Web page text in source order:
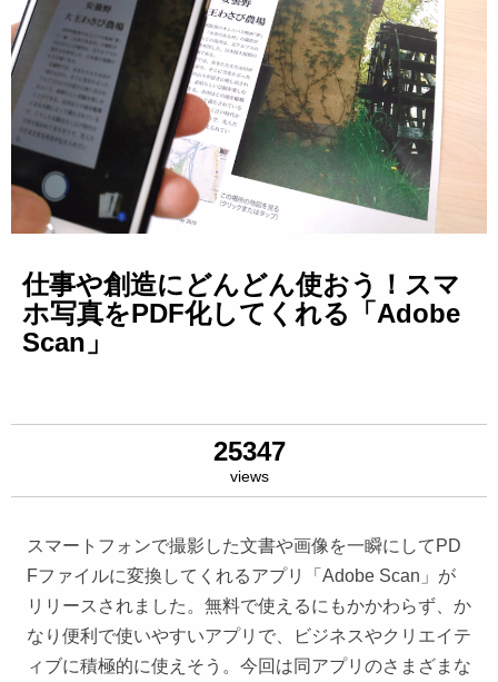
仕事や創造にどんどん使おう！スマ
ホ写真をPDF化してくれる「Adobe
Scan」
25347
views
スマートフォンで撮影した文書や画像を一瞬にしてPD
Fファイルに変換してくれるアプリ「Adobe Scan」が
リリースされました。無料で使えるにもかかわらず、か
なり便利で使いやすいアプリで、ビジネスやクリエイテ
ィブに積極的に使えそう。今回は同アプリのさまざまな